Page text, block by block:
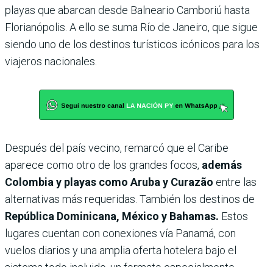
playas que abarcan desde Balneario Camboriú hasta
Florianópolis. A ello se suma Río de Janeiro, que sigue
siendo uno de los destinos turísticos icónicos para los
viajeros nacionales.
Después del país vecino, remarcó que el Caribe
aparece como otro de los grandes focos, además
Colombia y playas como Aruba y Curazão entre las
alternativas más requeridas. También los destinos de
República Dominicana, México y Bahamas. Estos
lugares cuentan con conexiones vía Panamá, con
vuelos diarios y una amplia oferta hotelera bajo el